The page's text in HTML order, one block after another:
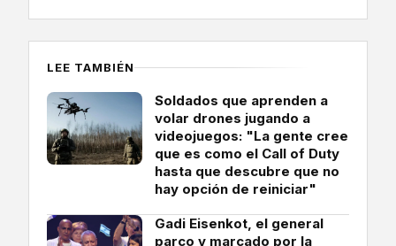
LEE TAMBIÉN
Soldados que aprenden a
volar drones jugando a
videojuegos: "La gente cree
que es como el Call of Duty
hasta que descubre que no
hay opción de reiniciar"
Gadi Eisenkot, el general
parco y marcado por la